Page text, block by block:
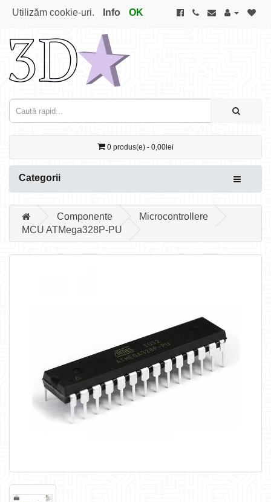
Utilizăm cookie-uri. Info OK
0 produs(e) - 0,00lei
Categorii
Componente
Microcontrollere
MCU ATMega328P-PU